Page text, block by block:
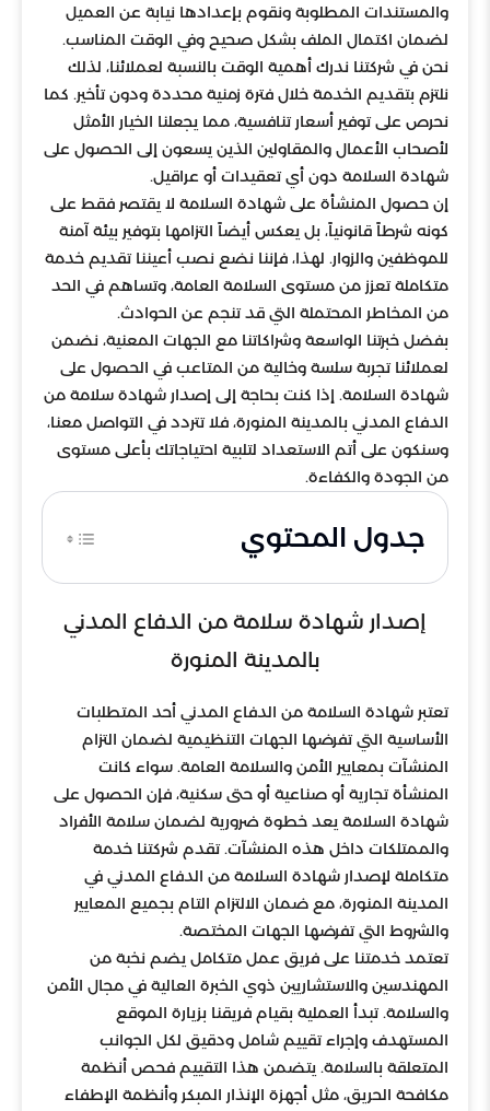
والمستندات المطلوبة ونقوم بإعدادها نيابة عن العميل
لضمان اكتمال الملف بشكل صحيح وفي الوقت المناسب.
نحن في شركتنا ندرك أهمية الوقت بالنسبة لعملائنا، لذلك
نلتزم بتقديم الخدمة خلال فترة زمنية محددة ودون تأخير. كما
نحرص على توفير أسعار تنافسية، مما يجعلنا الخيار الأمثل
لأصحاب الأعمال والمقاولين الذين يسعون إلى الحصول على
شهادة السلامة دون أي تعقيدات أو عراقيل.
إن حصول المنشأة على شهادة السلامة لا يقتصر فقط على
كونه شرطاً قانونياً، بل يعكس أيضاً التزامها بتوفير بيئة آمنة
للموظفين والزوار. لهذا، فإننا نضع نصب أعيننا تقديم خدمة
متكاملة تعزز من مستوى السلامة العامة، وتساهم في الحد
من المخاطر المحتملة التي قد تنجم عن الحوادث.
بفضل خبرتنا الواسعة وشراكاتنا مع الجهات المعنية، نضمن
لعملائنا تجربة سلسة وخالية من المتاعب في الحصول على
شهادة السلامة. إذا كنت بحاجة إلى إصدار شهادة سلامة من
الدفاع المدني بالمدينة المنورة، فلا تتردد في التواصل معنا،
وسنكون على أتم الاستعداد لتلبية احتياجاتك بأعلى مستوى
من الجودة والكفاءة.
جدول المحتوي
إصدار شهادة سلامة من الدفاع المدني
بالمدينة المنورة
تعتبر شهادة السلامة من الدفاع المدني أحد المتطلبات
الأساسية التي تفرضها الجهات التنظيمية لضمان التزام
المنشآت بمعايير الأمن والسلامة العامة. سواء كانت
المنشأة تجارية أو صناعية أو حتى سكنية، فإن الحصول على
شهادة السلامة يعد خطوة ضرورية لضمان سلامة الأفراد
والممتلكات داخل هذه المنشآت. تقدم شركتنا خدمة
متكاملة لإصدار شهادة السلامة من الدفاع المدني في
المدينة المنورة، مع ضمان الالتزام التام بجميع المعايير
والشروط التي تفرضها الجهات المختصة.
تعتمد خدمتنا على فريق عمل متكامل يضم نخبة من
المهندسين والاستشاريين ذوي الخبرة العالية في مجال الأمن
والسلامة. تبدأ العملية بقيام فريقنا بزيارة الموقع
المستهدف وإجراء تقييم شامل ودقيق لكل الجوانب
المتعلقة بالسلامة. يتضمن هذا التقييم فحص أنظمة
مكافحة الحريق، مثل أجهزة الإنذار المبكر وأنظمة الإطفاء